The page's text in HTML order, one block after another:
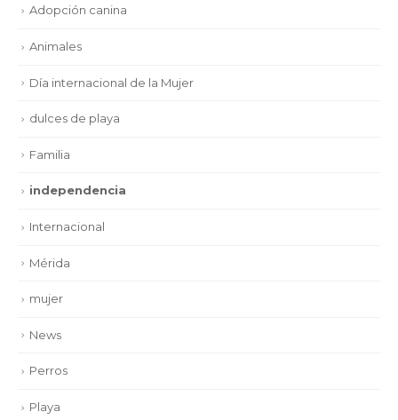
Adopción canina
Animales
Día internacional de la Mujer
dulces de playa
Familia
independencia
Internacional
Mérida
mujer
News
Perros
Playa